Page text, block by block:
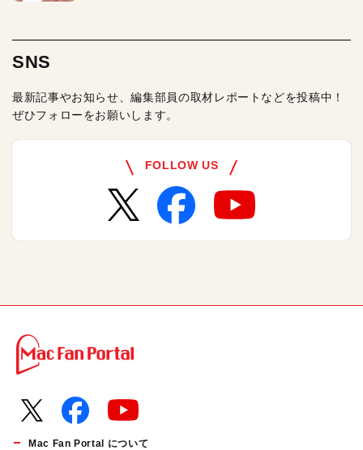
SNS
最新記事やお知らせ、編集部員の取材レポートなどを投稿中！
ぜひフォローをお願いします。
FOLLOW US
Mac Fan Portal について